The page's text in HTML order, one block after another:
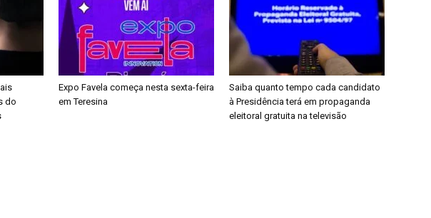
do
Expo Favela começa nesta sexta-feira
em Teresina
Saiba quanto tempo cada candidato
à Presidência terá em propaganda
eleitoral gratuita na televisão